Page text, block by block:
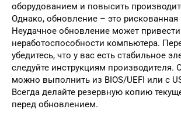
оборудованием и повысить
Однако, обновление – это рискованная
Неудачное обновление может
неработоспособности компьютера.
убедитесь, что у вас есть стабильное
следуйте инструкциям производителя.
можно выполнить из BIOS/UEFI или с
Всегда делайте резервную копию
перед обновлением.